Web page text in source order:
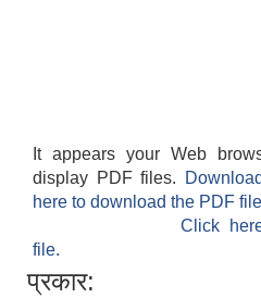
It appears your Web
display PDF files.
here to download the PDF
Click
file.
प्रकार: